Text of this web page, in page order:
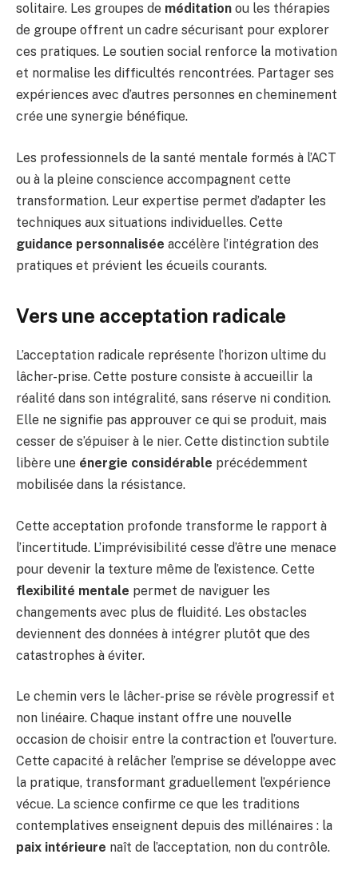
solitaire. Les groupes de méditation ou les thérapies
de groupe offrent un cadre sécurisant pour explorer
ces pratiques. Le soutien social renforce la motivation
et normalise les difficultés rencontrées. Partager ses
expériences avec d’autres personnes en cheminement
crée une synergie bénéfique.
Les professionnels de la santé mentale formés à l’ACT
ou à la pleine conscience accompagnent cette
transformation. Leur expertise permet d’adapter les
techniques aux situations individuelles. Cette
guidance personnalisée accélère l’intégration des
pratiques et prévient les écueils courants.
Vers une acceptation radicale
L’acceptation radicale représente l’horizon ultime du
lâcher-prise. Cette posture consiste à accueillir la
réalité dans son intégralité, sans réserve ni condition.
Elle ne signifie pas approuver ce qui se produit, mais
cesser de s’épuiser à le nier. Cette distinction subtile
libère une énergie considérable précédemment
mobilisée dans la résistance.
Cette acceptation profonde transforme le rapport à
l’incertitude. L’imprévisibilité cesse d’être une menace
pour devenir la texture même de l’existence. Cette
flexibilité mentale permet de naviguer les
changements avec plus de fluidité. Les obstacles
deviennent des données à intégrer plutôt que des
catastrophes à éviter.
Le chemin vers le lâcher-prise se révèle progressif et
non linéaire. Chaque instant offre une nouvelle
occasion de choisir entre la contraction et l’ouverture.
Cette capacité à relâcher l’emprise se développe avec
la pratique, transformant graduellement l’expérience
vécue. La science confirme ce que les traditions
contemplatives enseignent depuis des millénaires : la
paix intérieure naît de l’acceptation, non du contrôle.